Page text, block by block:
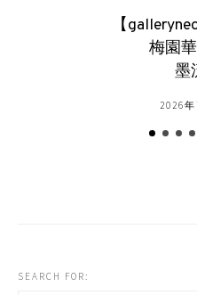
【
梅園
墨
2026
SEARCH FOR: